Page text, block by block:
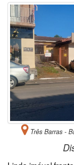
Três Barras -